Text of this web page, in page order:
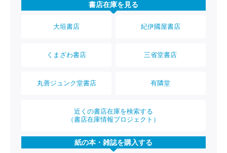
書店在庫を見る
大垣書店 紀伊國屋書店
くまざわ書店 三省堂書店
丸善ジュンク堂書店 有隣堂
近くの書店在庫を検索する
（書店在庫情報プロジェクト）
紙の本・雑誌を購入する